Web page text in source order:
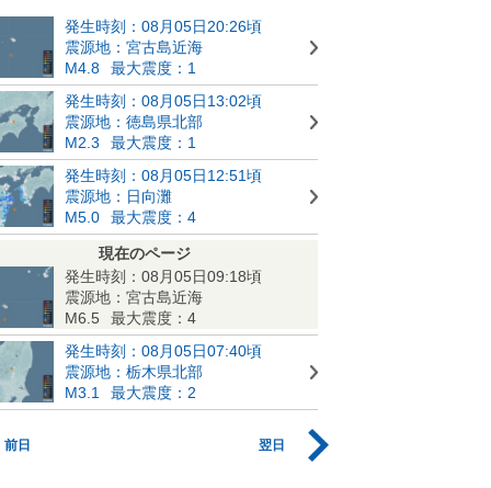
発生時刻：08月05日20:26頃
震源地：宮古島近海
M4.8
最大震度：1
発生時刻：08月05日13:02頃
震源地：徳島県北部
M2.3
最大震度：1
発生時刻：08月05日12:51頃
震源地：日向灘
M5.0
最大震度：4
現在のページ
発生時刻：08月05日09:18頃
震源地：宮古島近海
M6.5
最大震度：4
発生時刻：08月05日07:40頃
震源地：栃木県北部
M3.1
最大震度：2
前日 翌日